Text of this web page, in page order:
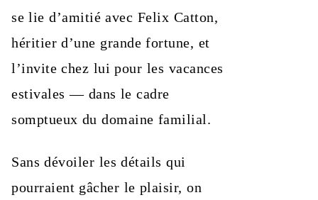
se lie d’amitié avec Felix Catton,
héritier d’une grande fortune, et
l’invite chez lui pour les vacances
estivales — dans le cadre
somptueux du domaine familial.
Sans dévoiler les détails qui
pourraient gâcher le plaisir, on